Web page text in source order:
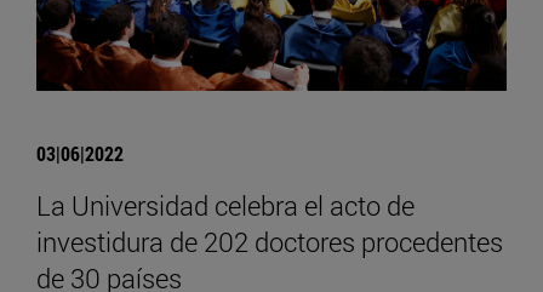
03|06|2022
La Universidad celebra el acto de
investidura de 202 doctores procedentes
de 30 países